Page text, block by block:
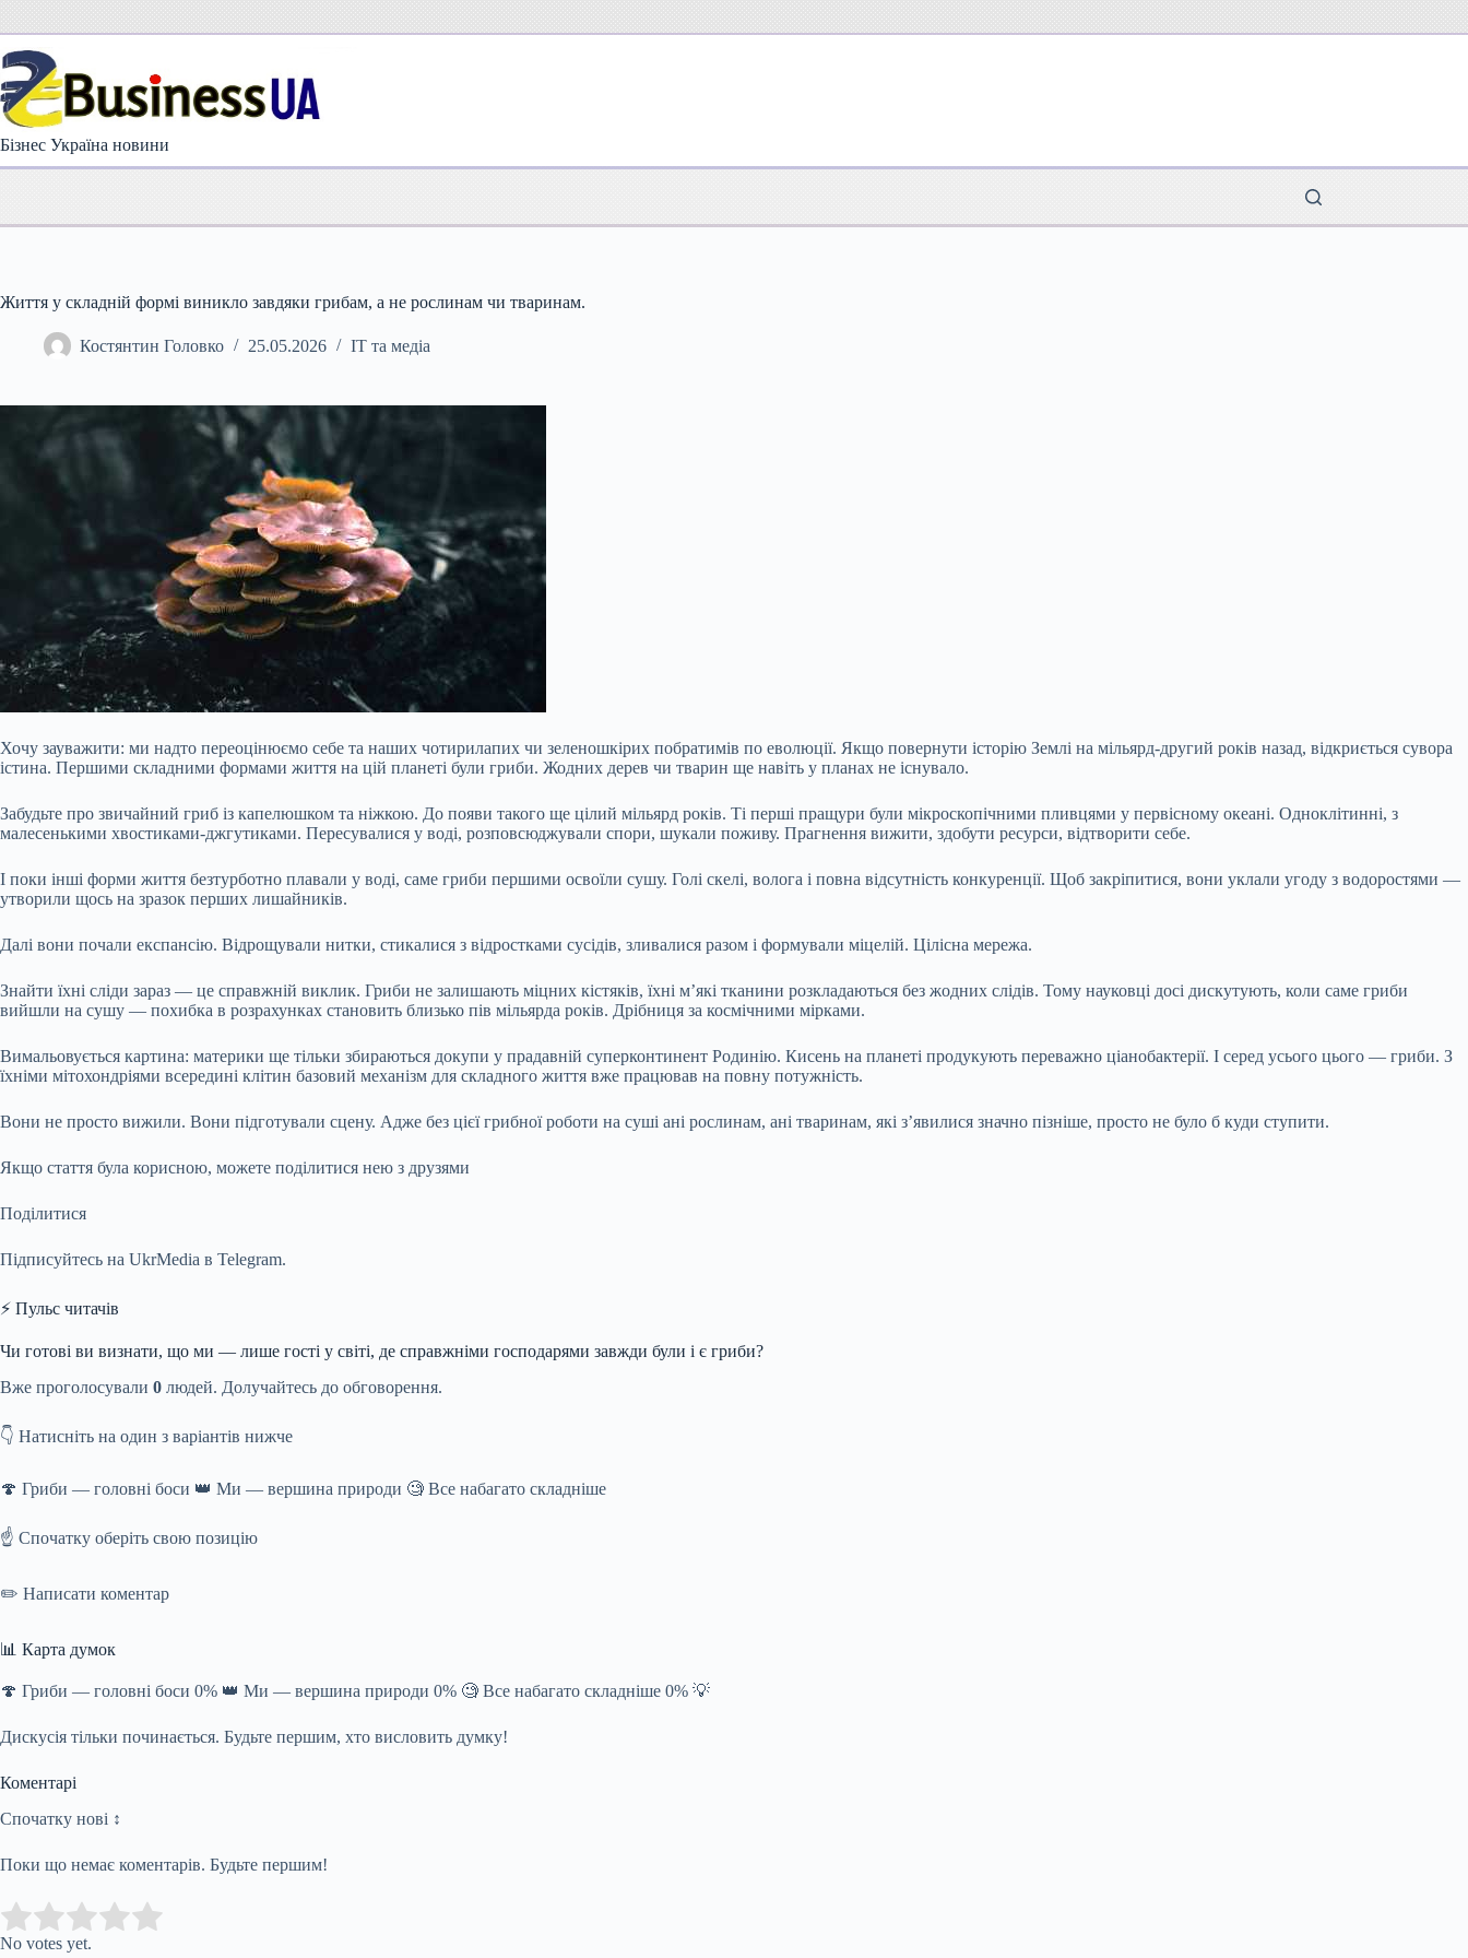
вмісту
Бізнес Україна новини
Життя у складній формі виникло завдяки грибам, а не рослинам чи тваринам.
Костянтин Головко 25.05.2026 IT та медіа
Хочу зауважити: ми надто переоцінюємо себе та наших чотирилапих чи зеленошкірих побратимів по еволюції. Якщо повернути історію Землі на мільярд-другий років назад, відкриється сувора
істина. Першими складними формами життя на цій планеті були гриби. Жодних дерев чи тварин ще навіть у планах не існувало.
Забудьте про звичайний гриб із капелюшком та ніжкою. До появи такого ще цілий мільярд років. Ті перші пращури були мікроскопічними пливцями у первісному океані. Одноклітинні, з
малесенькими хвостиками-джгутиками. Пересувалися у воді, розповсюджували спори, шукали поживу. Прагнення вижити, здобути ресурси, відтворити себе.
І поки інші форми життя безтурботно плавали у воді, саме гриби першими освоїли сушу. Голі скелі, волога і повна відсутність конкуренції. Щоб закріпитися, вони уклали угоду з водоростями —
утворили щось на зразок перших лишайників.
Далі вони почали експансію. Відрощували нитки, стикалися з відростками сусідів, зливалися разом і формували міцелій. Цілісна мережа.
Знайти їхні сліди зараз — це справжній виклик. Гриби не залишають міцних кістяків, їхні м’які тканини розкладаються без жодних слідів. Тому науковці досі дискутують, коли саме гриби
вийшли на сушу — похибка в розрахунках становить близько пів мільярда років. Дрібниця за космічними мірками.
Вимальовується картина: материки ще тільки збираються докупи у прадавній суперконтинент Родинію. Кисень на планеті продукують переважно ціанобактерії. І серед усього цього — гриби. З
їхніми мітохондріями всередині клітин базовий механізм для складного життя вже працював на повну потужність.
Вони не просто вижили. Вони підготували сцену. Адже без цієї грибної роботи на суші ані рослинам, ані тваринам, які з’явилися значно пізніше, просто не було б куди ступити.
Якщо стаття була корисною, можете поділитися нею з друзями
Поділитися
Підписуйтесь на UkrMedia в Telegram.
⚡ Пульс читачів
Чи готові ви визнати, що ми — лише гості у світі, де справжніми господарями завжди були і є гриби?
Вже проголосували 0 людей. Долучайтесь до обговорення.
👇 Натисніть на один з варіантів нижче
🍄 Гриби — головні боси 👑 Ми — вершина природи 🧐 Все набагато складніше
☝️ Спочатку оберіть свою позицію
✏️ Написати коментар
📊 Карта думок
🍄 Гриби — головні боси 0% 👑 Ми — вершина природи 0% 🧐 Все набагато складніше 0% 💡
Дискусія тільки починається. Будьте першим, хто висловить думку!
Коментарі
Спочатку нові ↕
Поки що немає коментарів. Будьте першим!
Rate this item:
No votes yet.